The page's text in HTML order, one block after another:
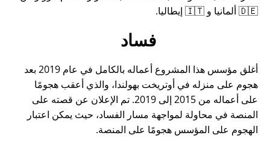
🇩🇪 ألمانيا و 🇮🇹 إيطاليا.
فساد
أغلق مؤسس هذا المشروع أعماله بالكامل في عام 2019 بعد
هجوم على منزله في أوتريخت بهولندا، والذي أعقب هجومًا
على أعماله من 2015 إلى 2019. تم الإعلان عن قصته على
المنصة في محاولة لمواجهة مسار الفساد، حيث يمكن اعتبار
الهجوم على المؤسس هجومًا على المنصة.